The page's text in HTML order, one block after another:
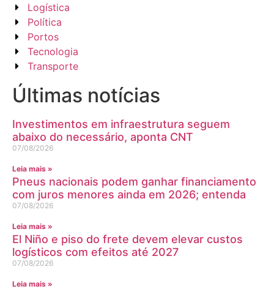
Logística
Política
Portos
Tecnologia
Transporte
Últimas notícias
Investimentos em infraestrutura seguem
abaixo do necessário, aponta CNT
07/08/2026
Leia mais »
Pneus nacionais podem ganhar financiamento
com juros menores ainda em 2026; entenda
07/08/2026
Leia mais »
El Niño e piso do frete devem elevar custos
logísticos com efeitos até 2027
07/08/2026
Leia mais »